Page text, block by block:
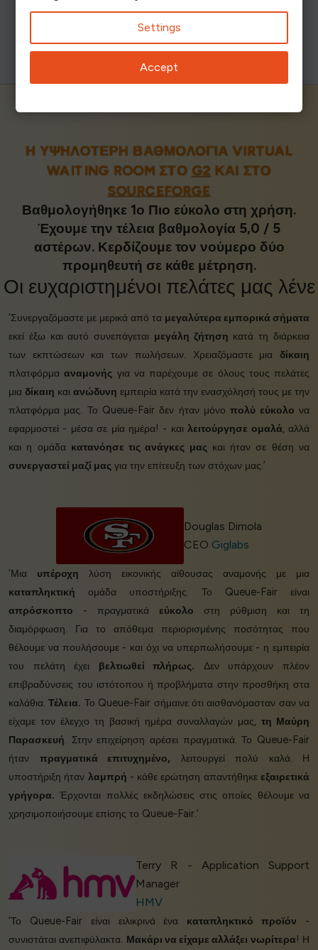
Η ΥΨΗΛΌΤΕΡΗ ΒΑΘΜΟΛΟΓΊΑ VIRTUAL
WAITING ROOM ΣΤΟ G2 ΚΑΙ ΣΤΟ
SOURCEFORGE
Βαθμολογήθηκε 1ο Πιο εύκολο στη χρήση.
Έχουμε την τέλεια βαθμολογία 5,0 / 5
αστέρων. Κερδίζουμε τον νούμερο δύο
προμηθευτή σε κάθε μέτρηση.
Οι ευχαριστημένοι πελάτες μας λένε
‘Συνεργαζόμαστε με μερικά από τα μεγαλύτερα εμπορικά σήματα
εκεί έξω και αυτό συνεπάγεται μεγάλη ζήτηση κατά τη διάρκεια
των εκπτώσεων και των πωλήσεων. Χρειαζόμαστε μια δίκαιη
πλατφόρμααναμονής για να παρέχουμε σε όλους τους πελάτες
μια δίκαιη και ανώδυνη εμπειρία κατά την ενασχόλησή τους με την
πλατφόρμα μας. Το Queue-Fair δεν ήταν μόνοπολύ εύκολο να
εφαρμοστεί - μέσα σε μία ημέρα! - καιλειτούργησε ομαλά, αλλά
και η ομάδα κατανόησε τις ανάγκες μας και ήταν σε θέση να
συνεργαστεί μαζί μας για την επίτευξη των στόχων μας.’
Douglas Dimola
CEO Giglabs
‘Μια υπέροχη λύση εικονικής αίθουσας αναμονής με μια
καταπληκτική ομάδα υποστήριξης. Το Queue-Fair είναι
απρόσκοπτο - πραγματικά εύκολο στη ρύθμιση και τη
διαμόρφωση. Για το απόθεμα περιορισμένης ποσότητας που
θέλουμε να πουλήσουμε - και όχι να υπερπωλήσουμε - η εμπειρία
του πελάτη έχει βελτιωθεί πλήρως. Δεν υπάρχουν πλέον
επιβραδύνσεις του ιστότοπου ή προβλήματα στην προσθήκη στα
καλάθια.Τέλεια. Το Queue-Fair σήμαινε ότι αισθανόμασταν σαν να
είχαμε τον έλεγχο τη βασική ημέρα συναλλαγών μας, τη Μαύρη
Παρασκευή. Στην επιχείρηση αρέσει πραγματικά. Το Queue-Fair
ήταν πραγματικά επιτυχημένο, λειτουργεί πολύ καλά. Η
υποστήριξη ήταν λαμπρή - κάθε ερώτηση απαντήθηκεεξαιρετικά
γρήγορα. Έρχονται πολλές εκδηλώσεις στις οποίες θέλουμε να
χρησιμοποιήσουμε επίσης το Queue-Fair.’
Terry R - Application Support
Manager
HMV
‘Το Queue-Fair είναι ειλικρινά ένα καταπληκτικό προϊόν -
συνιστάται ανεπιφύλακτα. Μακάρι να είχαμε αλλάξει νωρίτερα! Η
Settings
Accept